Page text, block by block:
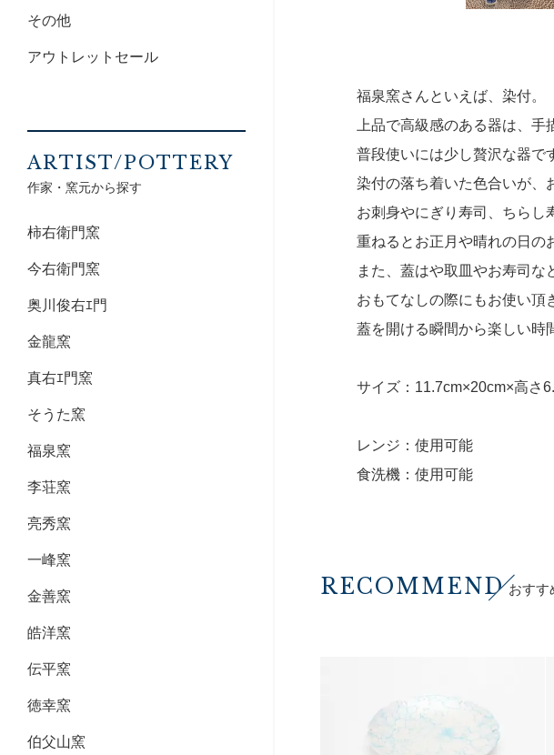
福泉窯さんといえば、染付。
上品で高級感のある器は、手
普段使いには少し贅沢な器で
染付の落ち着いた色合いが、
お刺身やにぎり寿司、ちらし
重ねるとお正月や晴れの日の
また、蓋はや取皿やお寿司な
おもてなしの際にもお使い頂
蓋を開ける瞬間から楽しい時
サイズ：11.7cm×20cm×高さ
レンジ：使用可能
食洗機：使用可能
RECOMMEND おすす
その他
アウトレットセール
ARTIST/POTTERY
作家・窯元から探す
柿右衛門窯
今右衛門窯
奥川俊右ｴ門
金龍窯
真右ｴ門窯
そうた窯
福泉窯
李荘窯
亮秀窯
一峰窯
金善窯
皓洋窯
伝平窯
徳幸窯
伯父山窯